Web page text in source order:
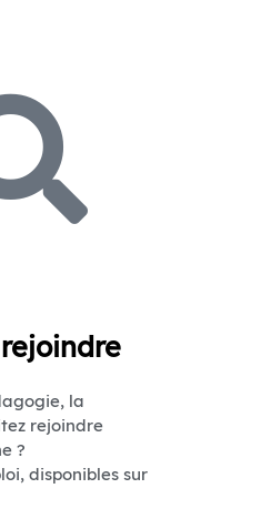
la
rejoindre
?
disponibles sur